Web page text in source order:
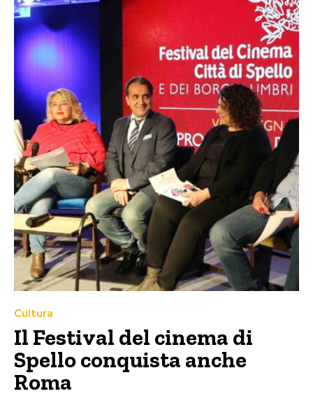
Cultura
Il Festival del cinema di
Spello conquista anche
Roma